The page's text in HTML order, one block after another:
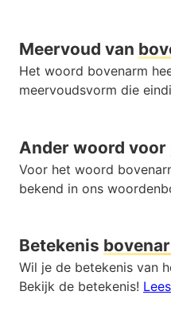
Meervoud van
Het woord bovenarm
meervoudsvorm die
Ander woord voor
Voor het woord
bekend in ons
Betekenis
Wil je de betekenis van
Bekijk de betekenis!